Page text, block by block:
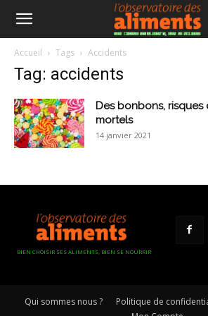
Accueil Tags Accidents
Tag: accidents
Des bonbons, risques
mortels
14 janvier 2021
BIEN CHOISIR SES ALIMENTS, BIEN SE NOURRIR
Qui sommes nous ? Politique de